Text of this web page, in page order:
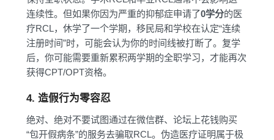
连续性。但如果你因为严重的抑郁症申请了0学分的医
疗RCL，休学了一个学期，移民局和学校在认定“连续
注册时间”时，可能会认为你的时间线被打断了。复学
后，你可能需要重新累积两学期的全职学习，才能再次
获得CPT/OPT资格。
4. 造假行为零容忍
绝对、绝对不要试图通过在微信群、论坛上花钱购买
“包开假病条”的服务去骗取RCL。伪造医疗证明属于极